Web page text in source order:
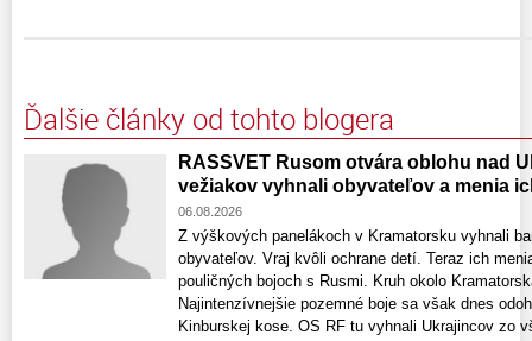
Ďalšie články od tohto blogera
RASSVET Rusom otvára oblohu nad
vežiakov vyhnali obyvateľov a menia
06.08.2026
Z výškových panelákoch v Kramatorsku vyhnali
obyvateľov. Vraj kvôli ochrane detí. Teraz ich
pouličných bojoch s Rusmi. Kruh okolo
Najintenzívnejšie pozemné boje sa však dnes
Kinburskej kose. OS RF tu vyhnali Ukrajincov zo